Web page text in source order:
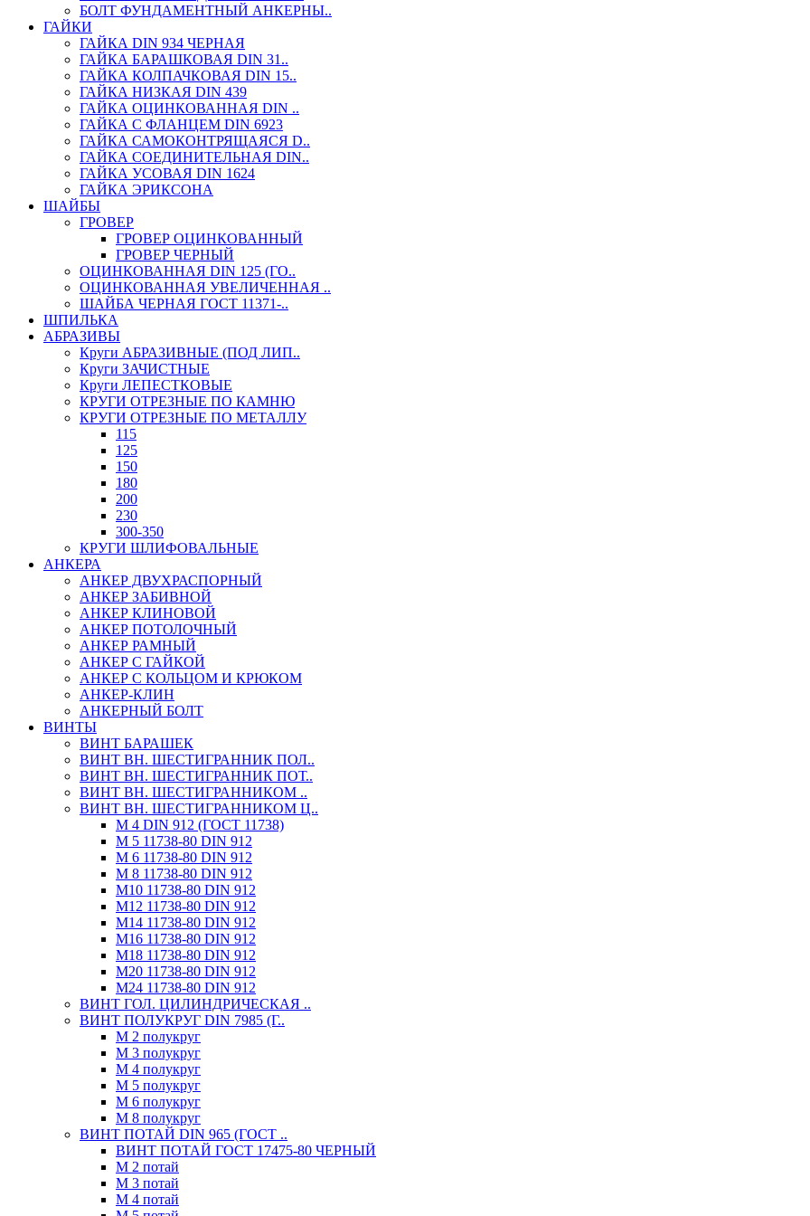
БОЛТ ФУНДАМЕНТНЫЙ АНКЕРНЫ..
ГАЙКИ
ГАЙКА DIN 934 ЧЕРНАЯ
ГАЙКА БАРАШКОВАЯ DIN 31..
ГАЙКА КОЛПАЧКОВАЯ DIN 15..
ГАЙКА НИЗКАЯ DIN 439
ГАЙКА ОЦИНКОВАННАЯ DIN ..
ГАЙКА С ФЛАНЦЕМ DIN 6923
ГАЙКА САМОКОНТРЯЩАЯСЯ D..
ГАЙКА СОЕДИНИТЕЛЬНАЯ DIN..
ГАЙКА УСОВАЯ DIN 1624
ГАЙКА ЭРИКСОНА
ШАЙБЫ
ГРОВЕР
ГРОВЕР ОЦИНКОВАННЫЙ
ГРОВЕР ЧЕРНЫЙ
ОЦИНКОВАННАЯ DIN 125 (ГО..
ОЦИНКОВАННАЯ УВЕЛИЧЕННАЯ ..
ШАЙБА ЧЕРНАЯ ГОСТ 11371-..
ШПИЛЬКА
АБРАЗИВЫ
Круги АБРАЗИВНЫЕ (ПОД ЛИП..
Круги ЗАЧИСТНЫЕ
Круги ЛЕПЕСТКОВЫЕ
КРУГИ ОТРЕЗНЫЕ ПО КАМНЮ
КРУГИ ОТРЕЗНЫЕ ПО МЕТАЛЛУ
115
125
150
180
200
230
300-350
КРУГИ ШЛИФОВАЛЬНЫЕ
АНКЕРА
АНКЕР ДВУХРАСПОРНЫЙ
АНКЕР ЗАБИВНОЙ
АНКЕР КЛИНОВОЙ
АНКЕР ПОТОЛОЧНЫЙ
АНКЕР РАМНЫЙ
АНКЕР С ГАЙКОЙ
АНКЕР С КОЛЬЦОМ И КРЮКОМ
АНКЕР-КЛИН
АНКЕРНЫЙ БОЛТ
ВИНТЫ
ВИНТ БАРАШЕК
ВИНТ ВН. ШЕСТИГРАННИК ПОЛ..
ВИНТ ВН. ШЕСТИГРАННИК ПОТ..
ВИНТ ВН. ШЕСТИГРАННИКОМ ..
ВИНТ ВН. ШЕСТИГРАННИКОМ Ц..
М 4 DIN 912 (ГОСТ 11738)
М 5 11738-80 DIN 912
М 6 11738-80 DIN 912
М 8 11738-80 DIN 912
М10 11738-80 DIN 912
М12 11738-80 DIN 912
М14 11738-80 DIN 912
М16 11738-80 DIN 912
М18 11738-80 DIN 912
М20 11738-80 DIN 912
М24 11738-80 DIN 912
ВИНТ ГОЛ. ЦИЛИНДРИЧЕСКАЯ ..
ВИНТ ПОЛУКРУГ DIN 7985 (Г..
М 2 полукруг
М 3 полукруг
М 4 полукруг
М 5 полукруг
М 6 полукруг
М 8 полукруг
ВИНТ ПОТАЙ DIN 965 (ГОСТ ..
ВИНТ ПОТАЙ ГОСТ 17475-80 ЧЕРНЫЙ
М 2 потай
М 3 потай
М 4 потай